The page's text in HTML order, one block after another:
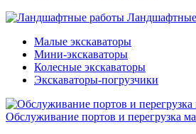
Малые экскаваторы
Мини-экскаваторы
Колесные экскаваторы
Экскаваторы-погрузчики
Обслуживание портов и перегрузка